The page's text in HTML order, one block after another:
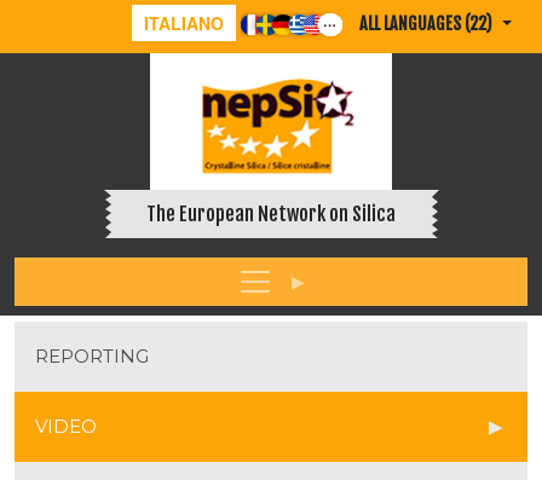
ITALIANO ALL LANGUAGES (22)
The European Network on Silica
REPORTING
VIDEO